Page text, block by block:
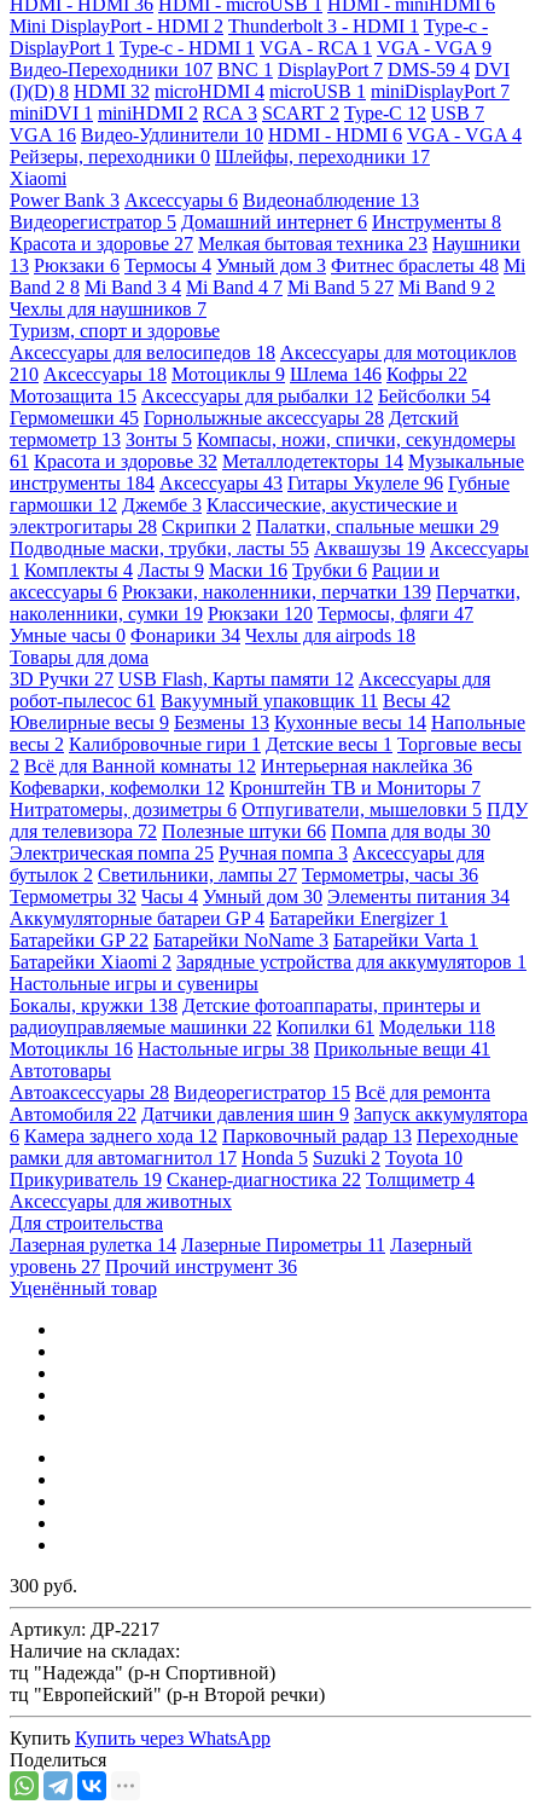
Mini DisplayPort - HDMI 2 Thunderbolt 3 - HDMI 1 Type-c -
DisplayPort 1 Type-c - HDMI 1 VGA - RCA 1 VGA - VGA 9
Видео-Переходники 107 BNC 1 DisplayPort 7 DMS-59 4 DVI
(I)(D) 8 HDMI 32 microHDMI 4 microUSB 1 miniDisplayPort 7
miniDVI 1 miniHDMI 2 RCA 3 SCART 2 Type-C 12 USB 7
VGA 16 Видео-Удлинители 10 HDMI - HDMI 6 VGA - VGA 4
Рейзеры, переходники 0 Шлейфы, переходники 17
Xiaomi
Power Bank 3 Аксессуары 6 Видеонаблюдение 13
Видеорегистратор 5 Домашний интернет 6 Инструменты 8
Красота и здоровье 27 Мелкая бытовая техника 23 Наушники
13 Рюкзаки 6 Термосы 4 Умный дом 3 Фитнес браслеты 48 Mi
Band 2 8 Mi Band 3 4 Mi Band 4 7 Mi Band 5 27 Mi Band 9 2
Чехлы для наушников 7
Туризм, спорт и здоровье
Аксессуары для велосипедов 18 Аксессуары для мотоциклов
210 Аксессуары 18 Мотоциклы 9 Шлема 146 Кофры 22
Мотозащита 15 Аксессуары для рыбалки 12 Бейсболки 54
Гермомешки 45 Горнолыжные аксессуары 28 Детский
термометр 13 Зонты 5 Компасы, ножи, спички, секундомеры
61 Красота и здоровье 32 Металлодетекторы 14 Музыкальные
инструменты 184 Аксессуары 43 Гитары Укулеле 96 Губные
гармошки 12 Джембе 3 Классические, акустические и
электрогитары 28 Скрипки 2 Палатки, спальные мешки 29
Подводные маски, трубки, ласты 55 Аквашузы 19 Аксессуары
1 Комплекты 4 Ласты 9 Маски 16 Трубки 6 Рации и
аксессуары 6 Рюкзаки, наколенники, перчатки 139 Перчатки,
наколенники, сумки 19 Рюкзаки 120 Термосы, фляги 47
Умные часы 0 Фонарики 34 Чехлы для airpods 18
Товары для дома
3D Ручки 27 USB Flash, Карты памяти 12 Аксессуары для
робот-пылесос 61 Вакуумный упаковщик 11 Весы 42
Ювелирные весы 9 Безмены 13 Кухонные весы 14 Напольные
весы 2 Калибровочные гири 1 Детские весы 1 Торговые весы
2 Всё для Ванной комнаты 12 Интерьерная наклейка 36
Кофеварки, кофемолки 12 Кронштейн ТВ и Мониторы 7
Нитратомеры, дозиметры 6 Отпугиватели, мышеловки 5 ПДУ
для телевизора 72 Полезные штуки 66 Помпа для воды 30
Электрическая помпа 25 Ручная помпа 3 Аксессуары для
бутылок 2 Светильники, лампы 27 Термометры, часы 36
Термометры 32 Часы 4 Умный дом 30 Элементы питания 34
Аккумуляторные батареи GP4 Батарейки Energizer 1
Батарейки GP 22 Батарейки NoName 3 Батарейки Varta 1
Батарейки Xiaomi 2 Зарядные устройства для аккумуляторов 1
Настольные игры и сувениры
Бокалы, кружки 138 Детские фотоаппараты, принтеры и
радиоуправляемые машинки 22 Копилки 61 Модельки 118
Мотоциклы 16 Настольные игры 38 Прикольные вещи 41
Автотовары
Автоаксессуары 28 Видеорегистратор 15 Всё для ремонта
Автомобиля 22 Датчики давления шин 9 Запуск аккумулятора
6 Камера заднего хода 12 Парковочный радар 13 Переходные
рамки для автомагнитол 17 Honda 5 Suzuki 2 Toyota 10
Прикуриватель 19 Сканер-диагностика 22 Толщиметр 4
Аксессуары для животных
Для строительства
Лазерная рулетка 14 Лазерные Пирометры 11 Лазерный
уровень 27 Прочий инструмент 36
Уценённый товар
300 руб.
Артикул: ДР-2217
Наличие на складах:
тц "Надежда" (р-н Спортивной)
тц "Европейский" (р-н Второй речки)
Купить Купить через WhatsApp
Поделиться